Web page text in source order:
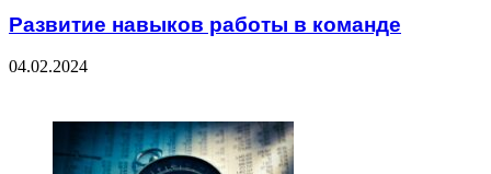
Развитие навыков работы в команде
04.02.2024